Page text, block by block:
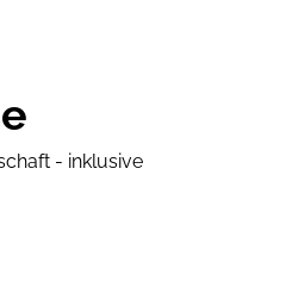
- inklusive